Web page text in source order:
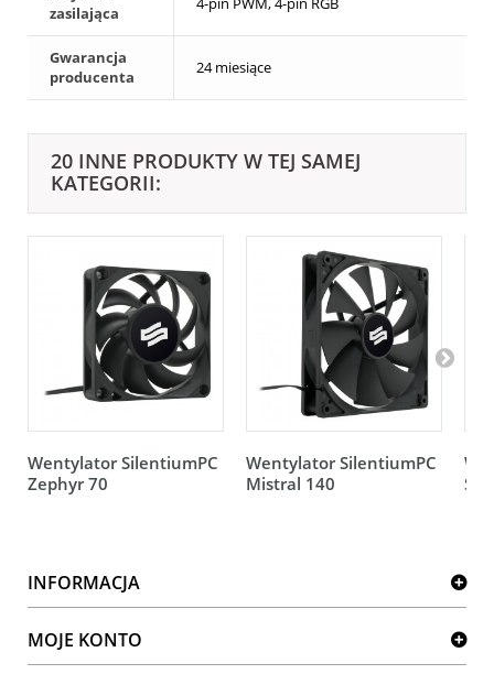
zasilająca
Gwarancja
producenta
24 miesiące
20 INNE PRODUKTY W TEJ SAMEJ
KATEGORII:
Wentylator SilentiumPC
Zephyr 70
Wentylator SilentiumPC
Mistral 140
INFORMACJA
MOJE KONTO